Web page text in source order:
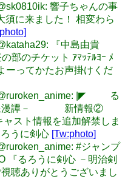
響子ちゃんの事
須に来ました！ 相変わら
『中島由貴
部のチケット ｱﾏｯﾃﾙﾖｰ ﾒ
ーってかたお声掛けくだ
|◤ る
浪漫譚－ 新情報②
追加解禁しま
うに剣心 [Tw:photo]
#ジャンプ
『るろうに剣心 －明治剣
聴ありがとうございまし